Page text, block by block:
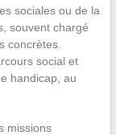
sociales ou de la
souvent chargé
concrètes.
social et
handicap, au
missions